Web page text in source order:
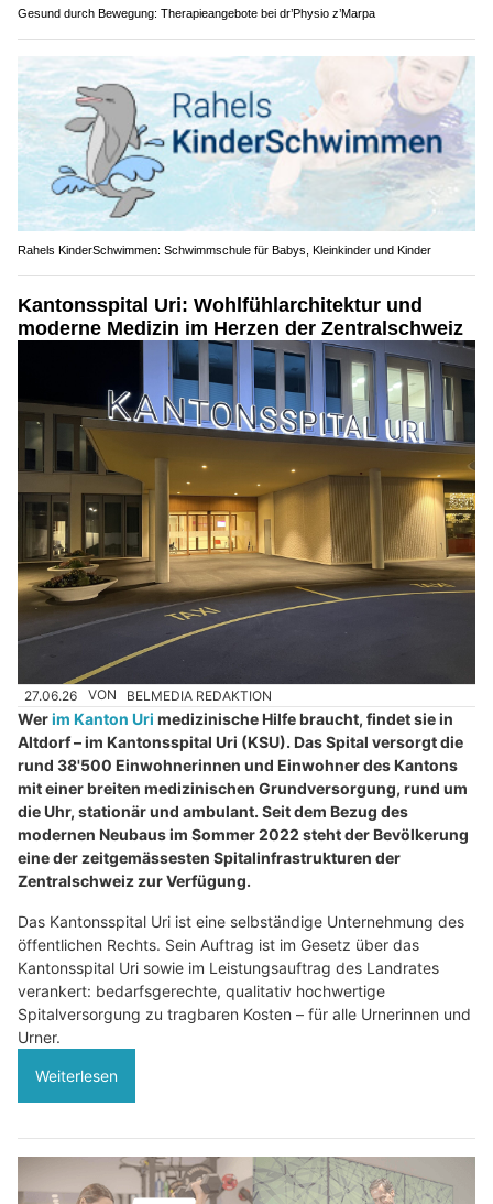
Gesund durch Bewegung: Therapieangebote bei dr’Physio z’Marpa
Rahels KinderSchwimmen: Schwimmschule für Babys, Kleinkinder und Kinder
Kantonsspital Uri: Wohlfühlarchitektur und
moderne Medizin im Herzen der Zentralschweiz
27.06.26 VON BELMEDIA REDAKTION
Werim Kanton Uri medizinische Hilfe braucht, findet sie in
Altdorf – im Kantonsspital Uri (KSU). Das Spital versorgt die
rund 38'500 Einwohnerinnen und Einwohner des Kantons
mit einer breiten medizinischen Grundversorgung, rund um
die Uhr, stationär und ambulant. Seit dem Bezug des
modernen Neubaus im Sommer 2022 steht der Bevölkerung
eine der zeitgemässesten Spitalinfrastrukturen der
Zentralschweiz zur Verfügung.
Das Kantonsspital Uri ist eine selbständige Unternehmung des
öffentlichen Rechts. Sein Auftrag ist im Gesetz über das
Kantonsspital Uri sowie im Leistungsauftrag des Landrates
verankert: bedarfsgerechte, qualitativ hochwertige
Spitalversorgung zu tragbaren Kosten – für alle Urnerinnen und
Urner.
Weiterlesen